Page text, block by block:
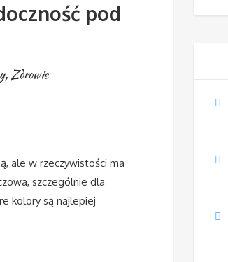
pod
, Zdrowie
ale w rzeczywistości ma
szczególnie dla
kolory są najlepiej